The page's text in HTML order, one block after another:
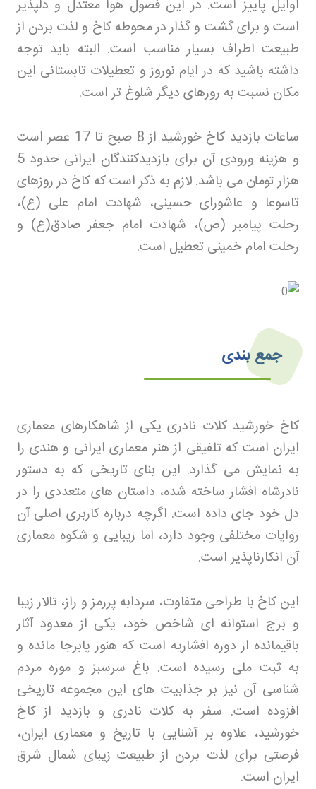
اوایل پاییز است. در این فصول هوا معتدل و دلپذیر
است و برای گشت و گذار در محوطه کاخ و لذت بردن از
طبیعت اطراف بسیار مناسب است. البته باید توجه
داشته باشید که در ایام نوروز و تعطیلات تابستانی این
مکان نسبت به روزهای دیگر شلوغ تر است.
ساعات بازدید کاخ خورشید از 8 صبح تا 17 عصر است
و هزینه ورودی آن برای بازدیدکنندگان ایرانی حدود 5
هزار تومان می باشد. لازم به ذکر است که کاخ در روزهای
تاسوعا و عاشورای حسینی، شهادت امام علی (ع)،
رحلت پیامبر (ص)، شهادت امام جعفر صادق(ع) و
رحلت امام خمینی تعطیل است.
جمع بندی
کاخ خورشید کلات نادری یکی از شاهکارهای معماری
ایران است که تلفیقی از هنر معماری ایرانی و هندی را
به نمایش می گذارد. این بنای تاریخی که به دستور
نادرشاه افشار ساخته شده، داستان های متعددی را در
دل خود جای داده است. اگرچه درباره کاربری اصلی آن
روایات مختلفی وجود دارد، اما زیبایی و شکوه معماری
آن انکارناپذیر است.
این کاخ با طراحی متفاوت، سردابه پررمز و راز، تالار زیبا
و برج استوانه ای شاخص خود، یکی از معدود آثار
باقیمانده از دوره افشاریه است که هنوز پابرجا مانده و
به ثبت ملی رسیده است. باغ سرسبز و موزه مردم
شناسی آن نیز بر جذابیت های این مجموعه تاریخی
افزوده است. سفر به کلات نادری و بازدید از کاخ
خورشید، علاوه بر آشنایی با تاریخ و معماری ایران،
فرصتی برای لذت بردن از طبیعت زیبای شمال شرق
ایران است.